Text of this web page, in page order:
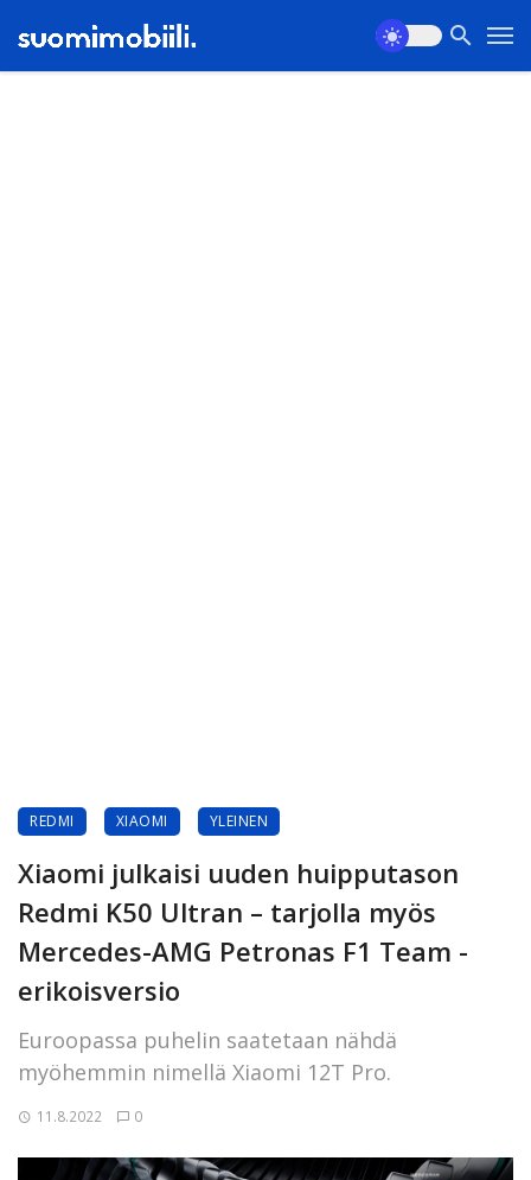
REDMI XIAOMI YLEINEN
Xiaomi julkaisi uuden huipputason
Redmi K50 Ultran – tarjolla myös
Mercedes-AMG Petronas F1 Team -
erikoisversio
Euroopassa puhelin saatetaan nähdä
myöhemmin nimellä Xiaomi 12T Pro.
11.8.2022 0